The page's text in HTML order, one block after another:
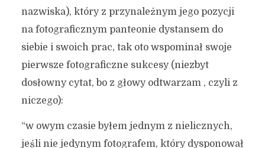
nazwiska), który z przynależnym jego pozycji
na fotograficznym panteonie dystansem do
siebie i swoich prac, tak oto wspominał swoje
pierwsze fotograficzne sukcesy (niezbyt
dosłowny cytat, bo z głowy odtwarzam , czyli z
niczego):
“w owym czasie byłem jednym z nielicznych,
jeśli nie jedynym fotografem, który dysponował